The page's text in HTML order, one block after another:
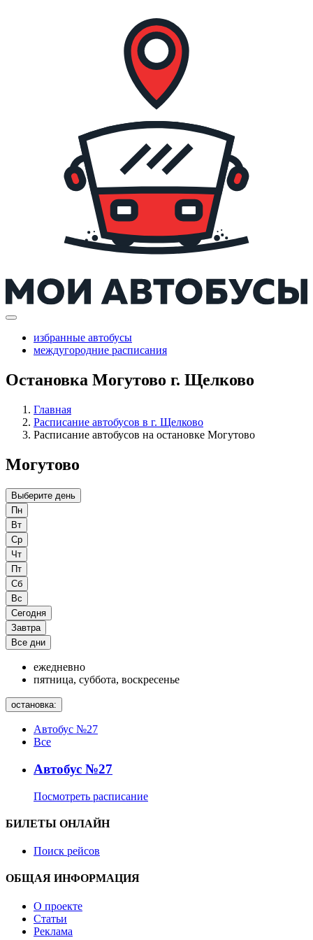
избранные автобусы
междугородние расписания
Остановка Могутово г. Щелково
Главная
Расписание автобусов в г. Щелково
Расписание автобусов на остановке Могутово
Могутово
Выберите день
Пн
Вт
Ср
Чт
Пт
Сб
Вс
Сегодня
Завтра
Все дни
ежедневно
пятница, суббота, воскресенье
остановка:
Автобус №27
Все
Автобус №27
Посмотреть расписание
БИЛЕТЫ ОНЛАЙН
Поиск рейсов
ОБЩАЯ ИНФОРМАЦИЯ
О проекте
Статьи
Реклама